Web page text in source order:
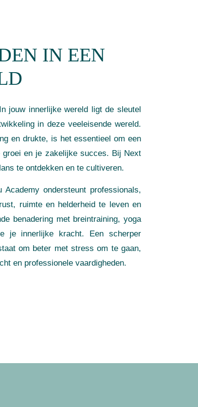
IN EEN
jouw innerlijke wereld ligt de sleutel
in deze veeleisende wereld.
en drukte, is het essentieel om een
en je zakelijke succes. Bij Next
te ontdekken en te cultiveren.
ondersteunt professionals,
ruimte en helderheid te leven en
benadering met breintraining, yoga
je innerlijke kracht. Een scherper
om beter met stress om te gaan,
en professionele vaardigheden.